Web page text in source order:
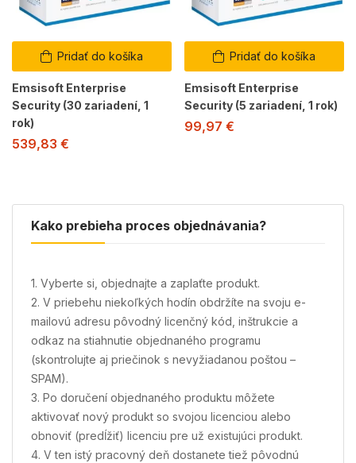
Pridať do košíka
Emsisoft Enterprise
Security (30 zariadení, 1
rok)
539,83 €
Pridať do košíka
Emsisoft Enterprise
Security (5 zariadení, 1 rok)
99,97 €
Kako prebieha proces objednávania?
1. Vyberte si, objednajte a zaplaťte produkt.
2. V priebehu niekoľkých hodín obdržíte na svoju e-
mailovú adresu pôvodný licenčný kód, inštrukcie a
odkaz na stiahnutie objednaného programu
(skontrolujte aj priečinok s nevyžiadanou poštou –
SPAM).
3. Po doručení objednaného produktu môžete
aktivovať nový produkt so svojou licenciou alebo
obnoviť (predĺžiť) licenciu pre už existujúci produkt.
4. V ten istý pracovný deň dostanete tiež pôvodnú